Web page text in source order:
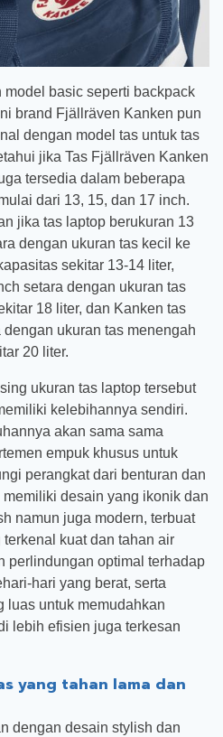
basic seperti backpack
brand Fjällräven Kanken pun
dengan model tas untuk tas
jika Tas Fjällräven Kanken
tersedia dalam beberapa
dari 13, 15, dan 17 inch.
jika tas laptop berukuran 13
dengan ukuran tas kecil ke
sekitar 13-14 liter,
setara dengan ukuran tas
18 liter, dan Kanken tas
ukuran tas menengah
20 liter.
ukuran tas laptop tersebut
kelebihannya sendiri.
akan sama sama
empuk khusus untuk
perangkat dari benturan dan
desain yang ikonik dan
namun juga modern, terbuat
kuat dan tahan air
perlindungan optimal terhadap
hari yang berat, serta
luas untuk memudahkan
lebih efisien juga terkesan
yang tahan lama dan
dengan desain stylish dan